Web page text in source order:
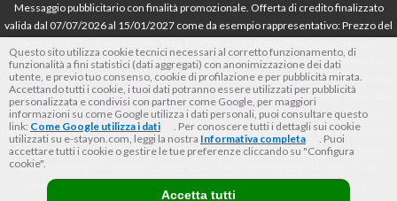
Messaggio pubblicitario con finalità promozionale. Offerta di credito finalizzato
valida dal 07/07/2026 al 15/01/2027 come da esempio rappresentativo: Prezzo del
dell’offerta azzerati. Importo totale del credito € 800. Importo totale dovuto dal
Consumatore € 920. Decorrenza media della prima rata a 90 giorni. Al fine di gestire
le tue spese in modo responsabile e di conoscere eventuali altre offerte disponibili,
Findomestic ti ricorda, prima di sottoscrivere il contratto, di prendere visione di
tutte le condizioni economiche e contrattuali, facendo riferimento alle Informazioni
Europee di Base sul Credito ai Consumatori (IEBCC) nel percorso online. Salvo
approvazione di Findomestic Banca S.p.A.. Il rivenditore (StayON) opera quale
intermediario del credito per Findomestic Banca S.p.A., non in esclusiva.
Questo sito utilizza cookie tecnici necessari al corretto funzionamento, di
funzionalità a fini statistici (dati aggregati) con anonimizzazione dei dati
utente, e previo tuo consenso, cookie di profilazione e per pubblicità mirata.
Accettando tutti i cookie, i tuoi dati potranno essere utilizzati per pubblicità
personalizzata e condivisi con partner come Google, per maggiori
informazioni su come Google utilizza i dati personali, puoi consultare questo
link: Come Google utilizza i dati
. Per conoscere tutti i dettagli sui cookie
utilizzati su e-stayon.com, leggi la nostra Informativa completa
. Puoi
accettare tutti i cookie o gestire le tue preferenze cliccando su "Configura
cookie".
Accetta tutti